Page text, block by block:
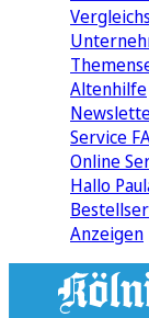
Altenhilfe
Service
Online
Hallo
Anzeigen